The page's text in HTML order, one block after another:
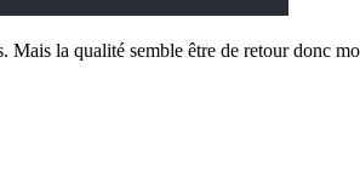
Mais la qualité semble être de retour donc